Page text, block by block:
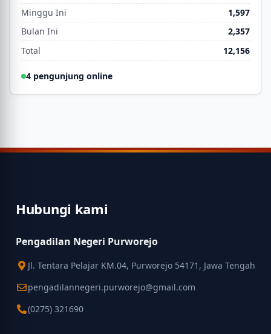
Minggu Ini
1,597
Bulan Ini
2,357
Total
12,156
4 pengunjung online
Hubungi kami
Pengadilan Negeri Purworejo
Jl. Tentara Pelajar KM.04, Purworejo 54171, Jawa Tengah
pengadilannegeri.purworejo@gmail.com
(0275) 321690